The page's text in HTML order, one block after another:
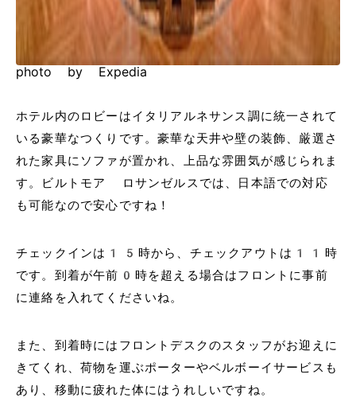
photo by Expedia
ホテル内のロビーはイタリアルネサンス調に統一されて
いる豪華なつくりです。豪華な天井や壁の装飾、厳選さ
れた家具にソファが置かれ、上品な雰囲気が感じられま
す。ビルトモア ロサンゼルスでは、日本語での対応
も可能なので安心ですね！
チェックインは15時から、チェックアウトは11時
です。到着が午前0時を超える場合はフロントに事前
に連絡を入れてくださいね。
また、到着時にはフロントデスクのスタッフがお迎えに
きてくれ、荷物を運ぶポーターやベルボーイサービスも
あり、移動に疲れた体にはうれしいですね。